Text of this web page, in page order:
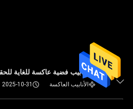
1/8 "أنابيب فضية عاكسة للغاية للحقائب والملابس خياطة طبقات
الأنابيب العاكسة 2025-10-31